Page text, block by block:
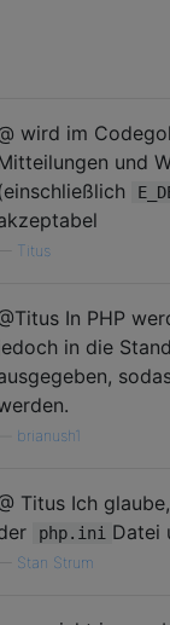
wird im
und
Titus
In PHP
in die
brianush1
Titus Ich
php.ini Datei
Stan Strum